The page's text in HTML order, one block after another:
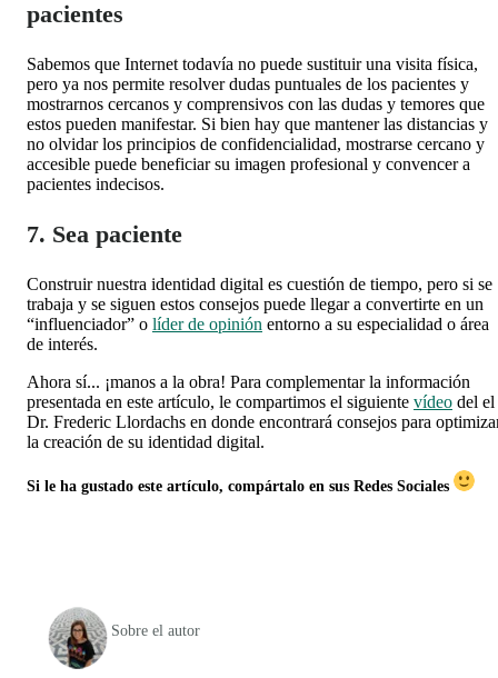
pacientes
Sabemos que Internet todavía no puede sustituir una visita física,
pero ya nos permite resolver dudas puntuales de los pacientes y
mostrarnos cercanos y comprensivos con las dudas y temores que
estos pueden manifestar. Si bien hay que mantener las distancias y
no olvidar los principios de confidencialidad, mostrarse cercano y
accesible puede beneficiar su imagen profesional y convencer a
pacientes indecisos.
7. Sea paciente
Construir nuestra identidad digital es cuestión de tiempo, pero si se
trabaja y se siguen estos consejos puede llegar a convertirte en un
“influenciador” o líder de opinión entorno a su especialidad o área
de interés.
Ahora sí... ¡manos a la obra! Para complementar la información
presentada en este artículo, le compartimos el siguiente vídeo del el
Dr. Frederic Llordachs en donde encontrará consejos para
la creación de su identidad digital.
Si le ha gustado este artículo, compártalo en sus Redes Sociales
Sobre el autor